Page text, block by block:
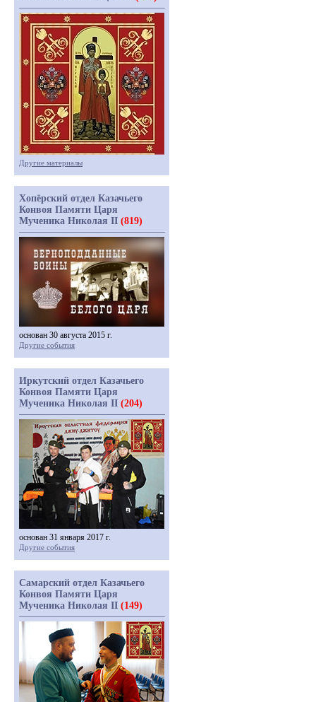
Другие материалы
Хопёрский отдел Казачьего
Конвоя Памяти Царя
Мученика Николая II (819)
основан 30 августа 2015 г.
Другие события
Иркутский отдел Казачьего
Конвоя Памяти Царя
Мученика Николая II (204)
основан 31 января 2017 г.
Другие события
Самарский отдел Казачьего
Конвоя Памяти Царя
Мученика Николая II (149)